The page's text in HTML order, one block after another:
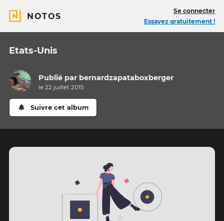
NOTOS
Se connecter
Essayez gratuitement !
Etats-Unis
Publié par bernardzapataboxberger
le 22 juillet 2015
Suivre cet album